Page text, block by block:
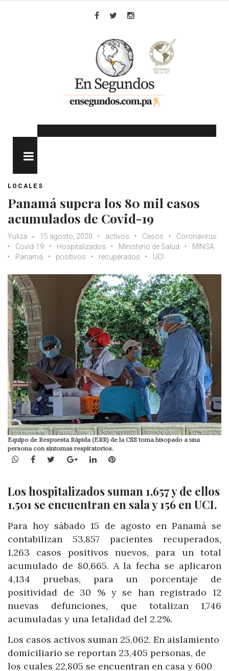
LOCALES
Panamá supera los 80 mil casos
acumulados de Covid-19
Yuliza 15 agosto, 2020 activos Casos
Coronavirus
Covid-19
Hospitalizados Ministerio de Salud
MINSA
Panamá
positivos recuperados UCI
Equipo de Respuesta Rápida (ERR) de la CSS toma hisopado a una
persona con síntomas respiratorios.
WhatsApp
Facebook
TwitterGoogle+LinkedInPinterest
Los hospitalizados suman 1,657 y de ellos
1,501 se encuentran en sala y 156 en UCI.
Para hoy sábado 15 de agosto en Panamá se
contabilizan 53,857 pacientes recuperados,
1,263 casos positivos nuevos, para un total
acumulado de 80,665. A la fecha se aplicaron
4,134 pruebas, para un porcentaje de
positividad de 30 % y se han registrado 12
nuevas defunciones, que totalizan 1,746
acumuladas y una letalidad del 2.2%.
Los casos activos suman 25,062. En aislamiento
domiciliario se reportan 23,405 personas, de
los cuales 22,805 se encuentran en casa y 600